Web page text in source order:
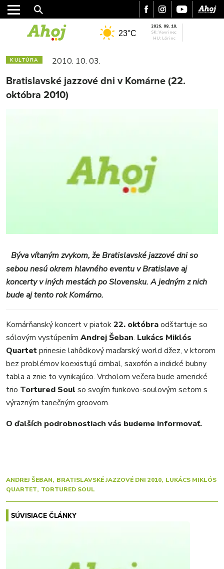
MESTO
REGIÓN
ŠPORT
VIDEO
23°C
2026. 08. 10.
SK: Vavrinec
HU: Lőrinc
KULTÚRA 2010. 10. 03.
Bratislavské jazzové dni v Komárne (22.
októbra 2010)
Býva vítaným zvykom, že Bratislavské jazzové dni so
sebou nesú okrem hlavného eventu v Bratislave aj
koncerty v iných mestách po Slovensku. A jedným z nich
bude aj tento rok Komárno.
Komárňanský koncert v piatok22. októbraodštartuje so
sólovým vystúpením Andrej Šeban. Lukács Miklós
Quartetprinesie lahôdkový maďarský world džez, v ktorom
bez problémov koexistujú cimbal, saxofón a indické bubny
tabla a znie to vynikajúco. Vrcholom večera bude americké
trio Tortured Soul so svojím funkovo-soulovým setom s
výrazným tanečným groovom.
O ďalších podrobnostiach vás budeme informovať.
ANDREJ ŠEBAN BRATISLAVSKÉ JAZZOVÉ DNI 2010 LUKÁCS MIKLÓS
QUARTET
TORTURED SOUL
SÚVISIACE ČLÁNKY